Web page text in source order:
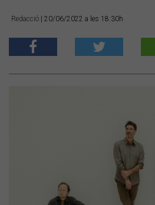
Redacció | 20/06/2022 a les 18:30h